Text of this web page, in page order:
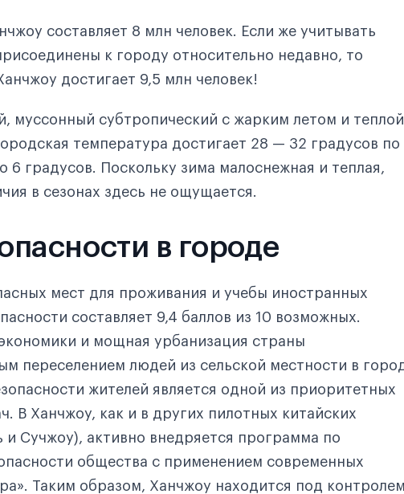
транспорте
молодежи
составляет 8 млн человек. Если же учитывать
к городу относительно недавно, то
достигает 9,5 млн человек!
муссонный субтропический с жарким летом и теплой
температура достигает 28 — 32 градусов по
6 градусов. Поскольку зима малоснежная и теплая,
в сезонах здесь не ощущается.
в городе
мест для проживания и учебы иностранных
составляет 9,4 баллов из 10 возможных.
и мощная урбанизация страны
переселением людей из сельской местности в
жителей является одной из приоритетных
В Ханчжоу, как и в других пилотных китайских
и Сучжоу), активно внедряется программа по
общества с применением современных
Таким образом, Ханчжоу находится под контролем